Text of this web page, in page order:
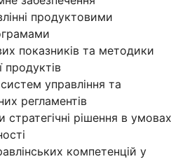
продуктовими
показників та методики
продуктів
управління та
регламентів
стратегічні рішення в умовах
компетенцій у